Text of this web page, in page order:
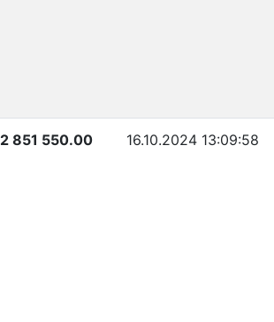
2 851 550.00 16.10.2024 13:09:58